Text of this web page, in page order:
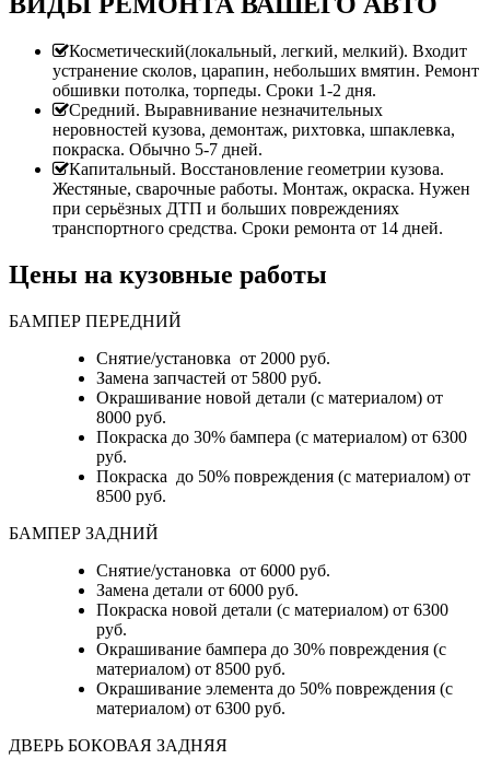
Косметический(локальный, легкий, мелкий). Входит
устранение сколов, царапин, небольших вмятин. Ремонт
обшивки потолка, торпеды. Сроки 1-2 дня.
Средний. Выравнивание незначительных
неровностей кузова, демонтаж, рихтовка, шпаклевка,
покраска. Обычно 5-7 дней.
Капитальный. Восстановление геометрии кузова.
Жестяные, сварочные работы. Монтаж, окраска. Нужен
при серьёзных ДТП и больших повреждениях
транспортного средства. Сроки ремонта от 14 дней.
Цены на кузовные работы
БАМПЕР ПЕРЕДНИЙ
Снятие/установка от 2000 руб.
Замена запчастей от 5800 руб.
Окрашивание новой детали (с материалом) от
8000 руб.
Покраска до 30% бампера (с материалом) от 6300
руб.
Покраска до 50% повреждения (с материалом) от
8500 руб.
БАМПЕР ЗАДНИЙ
Снятие/установка от 6000 руб.
Замена детали от 6000 руб.
Покраска новой детали (с материалом) от 6300
руб.
Окрашивание бампера до 30% повреждения (с
материалом) от 8500 руб.
Окрашивание элемента до 50% повреждения (с
материалом) от 6300 руб.
ДВЕРЬ БОКОВАЯ ЗАДНЯЯ